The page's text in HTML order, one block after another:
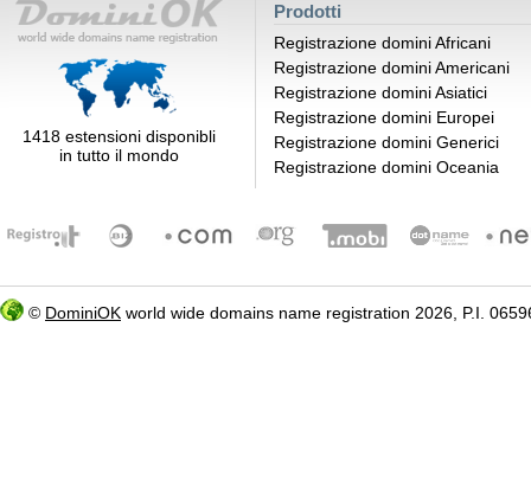
1418 estensioni disponibli
in tutto il mondo
Prodotti
Registrazione domini Africani
Registrazione domini Americani
Registrazione domini Asiatici
Registrazione domini Europei
Registrazione domini Generici
Registrazione domini Oceania
© DominiOK world wide domains name registration 2026, P.I.